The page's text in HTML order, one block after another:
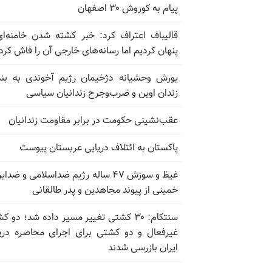
پیام به کوروش ۳۰ اصفهان
قالیباف اعتراف کرد: خبر کشته شدن
پنهان کردیم اما رسانه‌های خارجی آن را فاش
زندان اوین و ضرب‌وجرح زندانیان سیاسی
عقب‌نشینی حکومت در برابر مقاومت زندانیان
پاکستان به ائتلاف دریایی عربستان پیوست
غیظ و سوزش ۴۷ ساله رژیم ضداسلامی و
خمینی از پیوند مجاهدین و پدر طالقانی
سنتکام: ۳۰ کشتی تغییر مسیر داده شد؛
غیرفعال و دو کشتی برای اجرای محاصره
ایران بازرسی شدند